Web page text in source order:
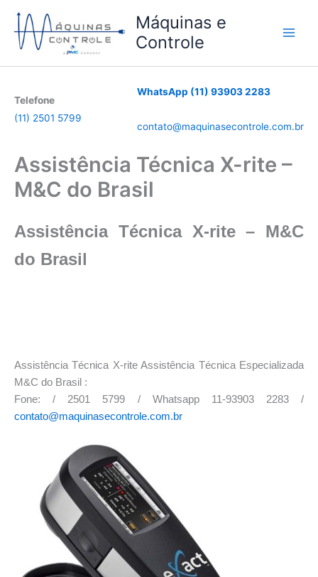
para
Máquinas e
Controle
Telefone
(11) 2501 5799
WhatsApp (11) 93903 2283
contato@maquinasecontrole.com.br
Assistência Técnica X-rite –
M&C do Brasil
Assistência Técnica X-rite – M&C
do Brasil
Assistência Técnica X-rite Assistência Técnica Especializada
M&C do Brasil :
Fone: / 2501 5799 / Whatsapp 11-93903 2283 /
contato@maquinasecontrole.com.br